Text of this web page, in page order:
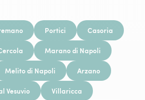
Portici Casoria
Marano di Napoli
Melito di Napoli Arzano
Vesuvio Villaricca